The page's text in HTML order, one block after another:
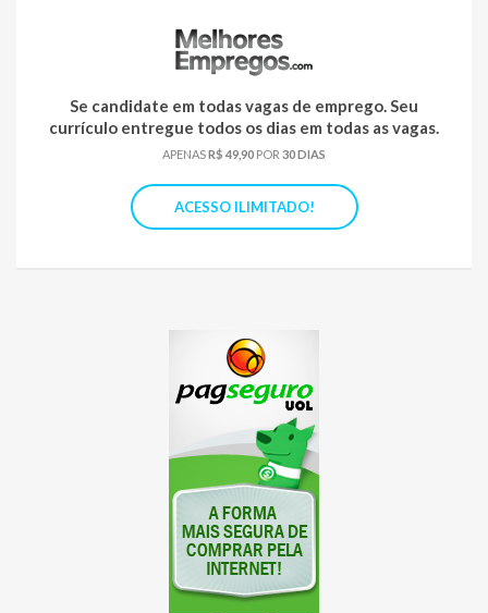
Se candidate em todas vagas de emprego. Seu
currículo entregue todos os dias em todas as vagas.
APENASR$ 49,90 POR 30 DIAS
ACESSO ILIMITADO!